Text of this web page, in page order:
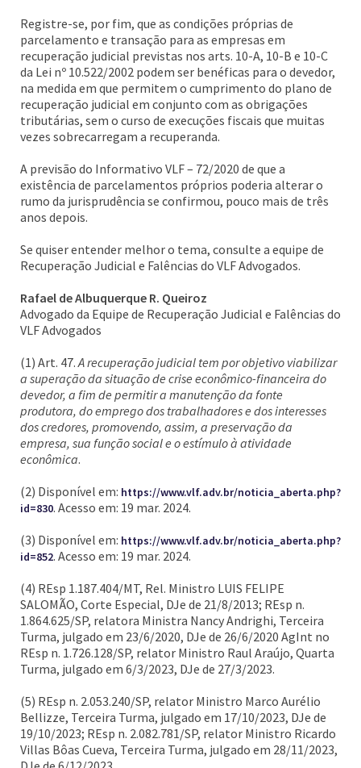
Registre-se, por fim, que as condições próprias de
parcelamento e transação para as empresas em
recuperação judicial previstas nos arts. 10-A, 10-B e 10-C
da Lei nº 10.522/2002 podem ser benéficas para o devedor,
na medida em que permitem o cumprimento do plano de
recuperação judicial em conjunto com as obrigações
tributárias, sem o curso de execuções fiscais que muitas
vezes sobrecarregam a recuperanda.
A previsão do Informativo VLF – 72/2020 de que a
existência de parcelamentos próprios poderia alterar o
rumo da jurisprudência se confirmou, pouco mais de três
anos depois.
Se quiser entender melhor o tema, consulte a equipe de
Recuperação Judicial e Falências do VLF Advogados.
Rafael de Albuquerque R. Queiroz
Advogado da Equipe de Recuperação Judicial e Falências do
VLF Advogados
(1) Art. 47.A recuperação judicial tem por objetivo viabilizar
a superação da situação de crise econômico-financeira do
devedor, a fim de permitir a manutenção da fonte
produtora, do emprego dos trabalhadores e dos interesses
dos credores, promovendo, assim, a preservação da
empresa, sua função social e o estímulo à atividade
econômica.
(2) Disponível em: https://www.vlf.adv.br/noticia_aberta.php?
id=830. Acesso em: 19 mar. 2024.
(3) Disponível em: https://www.vlf.adv.br/noticia_aberta.php?
id=852. Acesso em: 19 mar. 2024.
(4) REsp 1.187.404/MT, Rel. Ministro LUIS FELIPE
SALOMÃO, Corte Especial, DJe de 21/8/2013; REsp n.
1.864.625/SP, relatora Ministra Nancy Andrighi, Terceira
Turma, julgado em 23/6/2020, DJe de 26/6/2020 AgInt no
REsp n. 1.726.128/SP, relator Ministro Raul Araújo, Quarta
Turma, julgado em 6/3/2023, DJe de 27/3/2023.
(5) REsp n. 2.053.240/SP, relator Ministro Marco Aurélio
Bellizze, Terceira Turma, julgado em 17/10/2023, DJe de
19/10/2023; REsp n. 2.082.781/SP, relator Ministro Ricardo
Villas Bôas Cueva, Terceira Turma, julgado em 28/11/2023,